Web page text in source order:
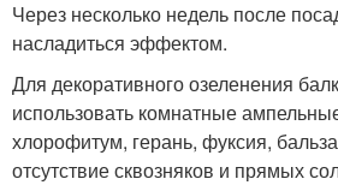
Через несколько недель после
насладиться эффектом.
Для декоративного озеленения
использовать комнатные
хлорофитум, герань, фуксия,
отсутствие сквозняков и прямых